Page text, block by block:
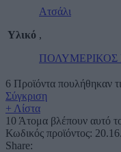
Υλικό
Ατσάλι
,
6 Προϊόντα πουλήθηκαν
Σύγκριση
+ Λίστα
10 Άτομα βλέπουν αυτό
Κωδικός προϊόντος:
Share: